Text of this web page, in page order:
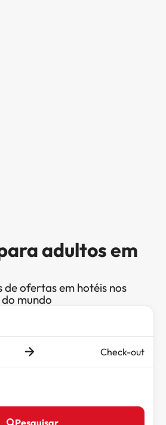
adultos em
de ofertas em hotéis nos
mundo
Check-out
Pesquisar